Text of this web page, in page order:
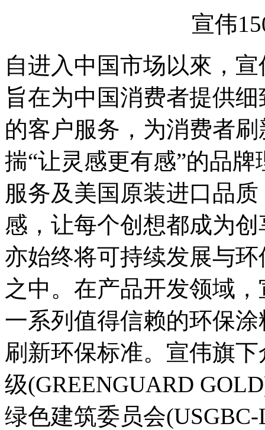
宣伟
自进入中国市场以來，
旨在为中国消费者提供
的客户服务，为消费者
揣“让灵感更有感”的品
服务及美国原装进口品
感，让每个创想都成为
亦始终将可持续发展与
之中。在产品开发领域
一系列值得信赖的环保
刷新环保标准。宣伟旗
级(GREENGUARD
绿色建筑委员会